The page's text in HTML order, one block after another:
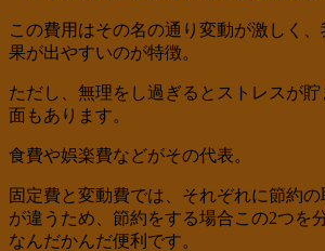
この費用はその名の通り変動が激しく
果が出やすいのが特徴。
ただし、無理をし過ぎるとストレスが
面もあります。
食費や娯楽費などがその代表。
固定費と変動費では、それぞれに節約
が違うため、節約をする場合この2つを
なんだかんだ便利です。